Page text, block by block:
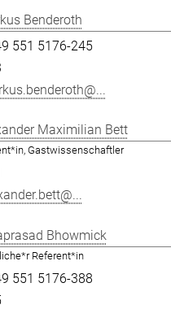
Benderoth
551 5176-245
Maximilian Bett
Gastwissenschaftler
Bhowmick
Referent*in
551 5176-388